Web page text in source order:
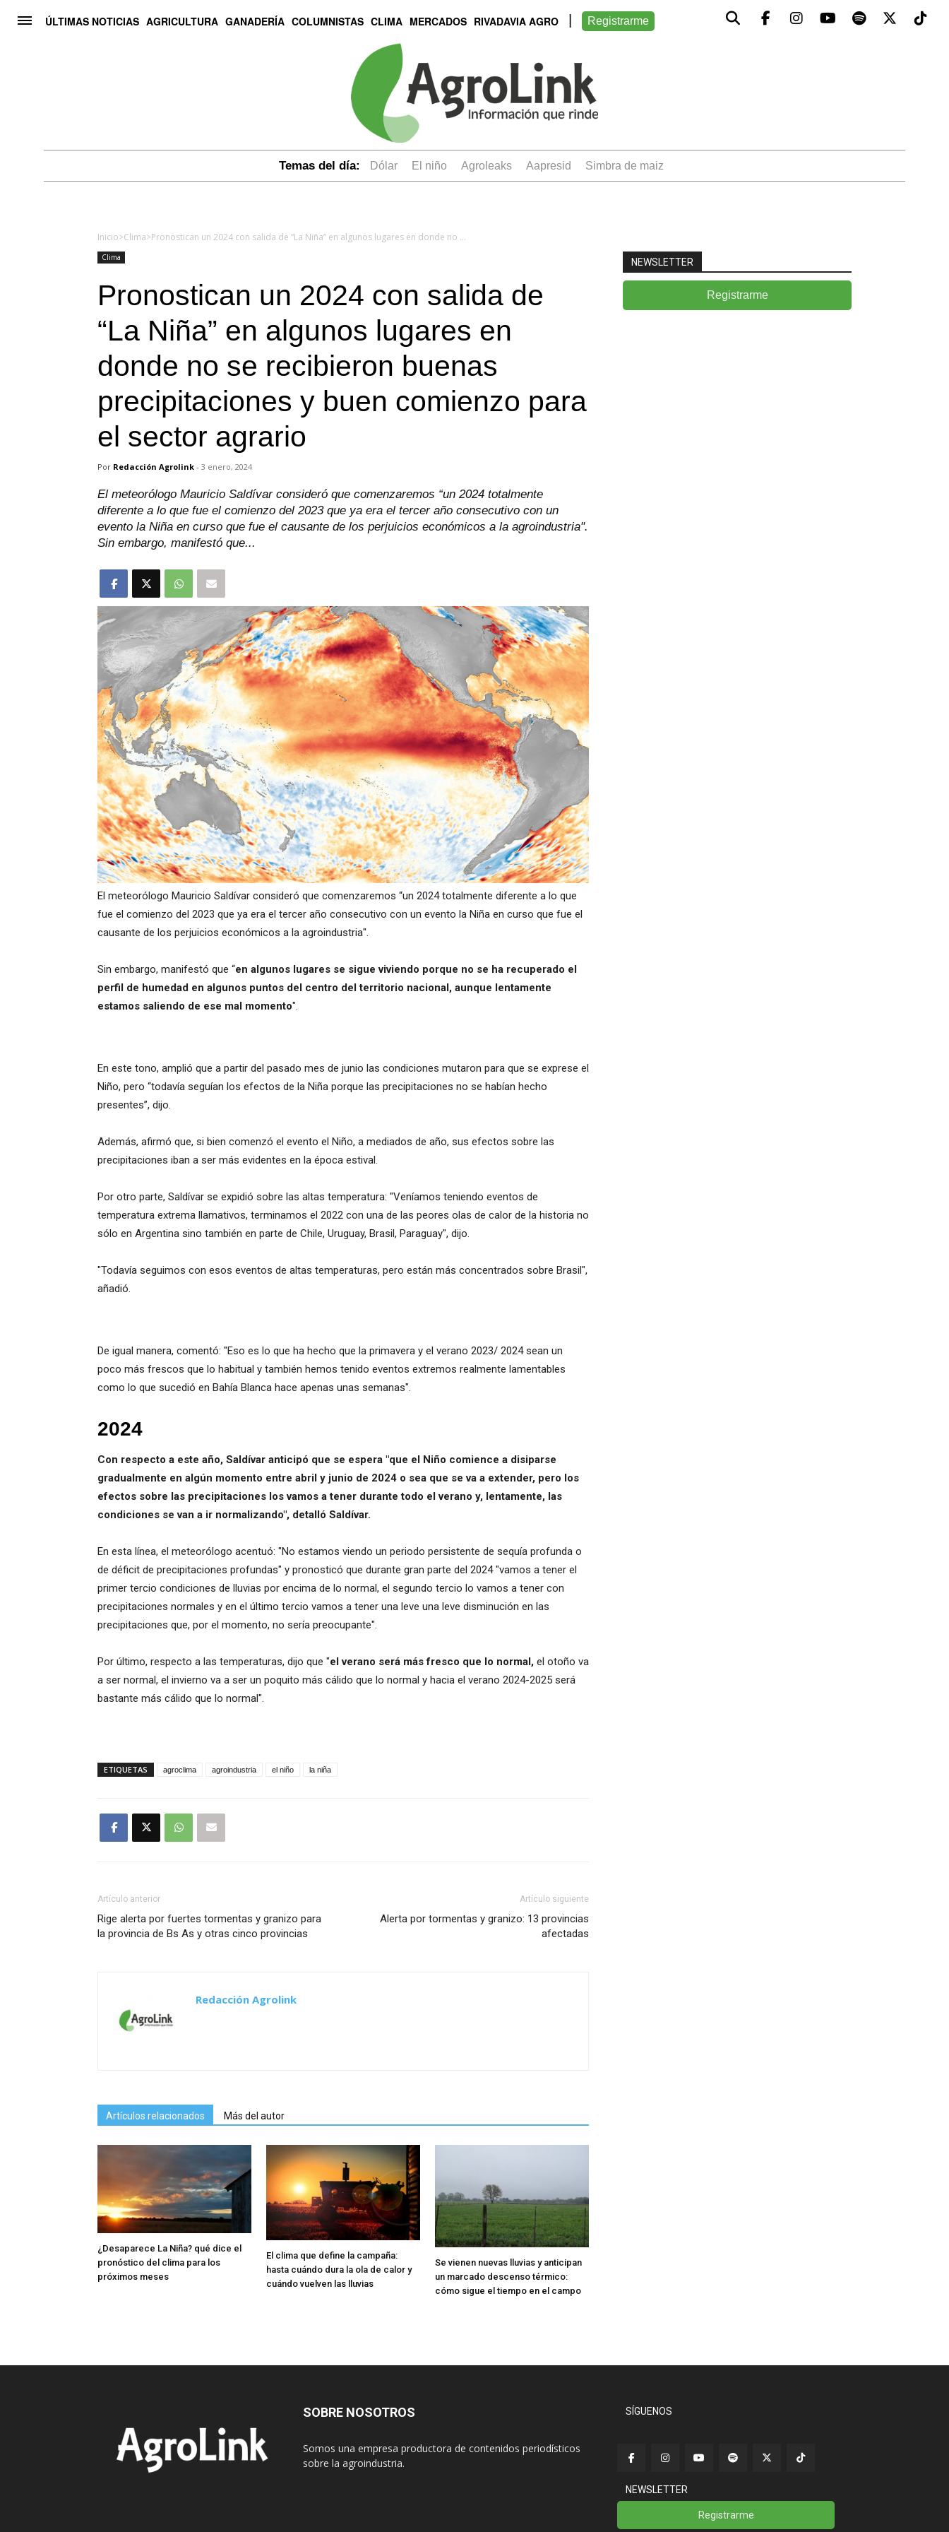
ÚLTIMAS NOTICIAS AGRICULTURA GANADERÍA COLUMNISTAS CLIMA MERCADOS RIVADAVIA AGRO Registrarme
Temas del día: dólar el niño Agroleaks aapresid simbra de maiz
Inicio>Clima> Pronostican un 2024 con salida de “La Niña” en algunos lugares en donde no se recibieron buenas precipitaciones y buen comienzo para el sector agrario
Clima
Pronostican un 2024 con salida de
“La Niña” en algunos lugares en
donde no se recibieron buenas
precipitaciones y buen comienzo para
el sector agrario
Por Redacción Agrolink - 3 enero, 2024
El meteorólogo Mauricio Saldívar consideró que comenzaremos “un 2024 totalmente
diferente a lo que fue el comienzo del 2023 que ya era el tercer año consecutivo con un
evento la Niña en curso que fue el causante de los perjuicios económicos a la agroindustria".
Sin embargo, manifestó que...
El meteorólogo Mauricio Saldívar consideró que comenzaremos “un 2024 totalmente diferente a lo que
fue el comienzo del 2023 que ya era el tercer año consecutivo con un evento la Niña en curso que fue el
causante de los perjuicios económicos a la agroindustria".
Sin embargo, manifestó que “en algunos lugares se sigue viviendo porque no se ha recuperado el
perfil de humedad en algunos puntos del centro del territorio nacional, aunque lentamente
estamos saliendo de ese mal momento".
En este tono, amplió que a partir del pasado mes de junio las condiciones mutaron para que se exprese el
Niño, pero “todavía seguían los efectos de la Niña porque las precipitaciones no se habían hecho
presentes”, dijo.
Además, afirmó que, si bien comenzó el evento el Niño, a mediados de año, sus efectos sobre las
precipitaciones iban a ser más evidentes en la época estival.
Por otro parte, Saldívar se expidió sobre las altas temperatura: "Veníamos teniendo eventos de
temperatura extrema llamativos, terminamos el 2022 con una de las peores olas de calor de la historia no
sólo en Argentina sino también en parte de Chile, Uruguay, Brasil, Paraguay", dijo.
"Todavía seguimos con esos eventos de altas temperaturas, pero están más concentrados sobre Brasil",
añadió.
De igual manera, comentó: "Eso es lo que ha hecho que la primavera y el verano 2023/ 2024 sean un
poco más frescos que lo habitual y también hemos tenido eventos extremos realmente lamentables
como lo que sucedió en Bahía Blanca hace apenas unas semanas".
2024
Con respecto a este año, Saldívar anticipó que se espera "que el Niño comience a disiparse
gradualmente en algún momento entre abril y junio de 2024 o sea que se va a extender, pero los
efectos sobre las precipitaciones los vamos a tener durante todo el verano y, lentamente, las
condiciones se van a ir normalizando", detalló Saldívar.
En esta línea, el meteorólogo acentuó: "No estamos viendo un periodo persistente de sequía profunda o
de déficit de precipitaciones profundas" y pronosticó que durante gran parte del 2024 "vamos a tener el
primer tercio condiciones de lluvias por encima de lo normal, el segundo tercio lo vamos a tener con
precipitaciones normales y en el último tercio vamos a tener una leve una leve disminución en las
precipitaciones que, por el momento, no sería preocupante".
Por último, respecto a las temperaturas, dijo que "el verano será más fresco que lo normal, el otoño va
a ser normal, el invierno va a ser un poquito más cálido que lo normal y hacia el verano 2024-2025 será
bastante más cálido que lo normal".
ETIQUETAS agroclima agroindustria el niño la niña
Artículo anterior
Rige alerta por fuertes tormentas y granizo para
la provincia de Bs As y otras cinco provincias
Artículo siguiente
Alerta por tormentas y granizo: 13 provincias
afectadas
Redacción Agrolink
Artículos relacionados Más del autor
¿Desaparece La Niña? qué dice el
pronóstico del clima para los
próximos meses
El clima que define la campaña:
hasta cuándo dura la ola de calor y
cuándo vuelven las lluvias
Se vienen nuevas lluvias y anticipan
un marcado descenso térmico:
cómo sigue el tiempo en el campo
NEWSLETTER
Registrarme
SOBRE NOSOTROS
Somos una empresa productora de contenidos periodísticos
sobre la agroindustria.
SÍGUENOS
NEWSLETTER
Registrarme